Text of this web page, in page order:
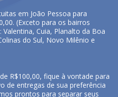
em João Pessoa para
(Exceto para os bairros
Valentina, Cuia, Planalto da Boa
do Sul, Novo Milênio e
R$100,00, fique à vontade para
de entregas de sua preferência
prontos para separar seus